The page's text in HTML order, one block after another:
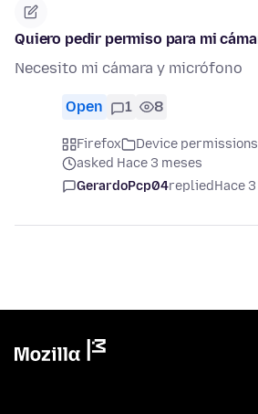
Quiero pedir permiso para mi
Necesito mi cámara y micrófono
Open 1 8
Firefox
Device permissions
asked Hace 3 meses
GerardoPcp04repliedHace